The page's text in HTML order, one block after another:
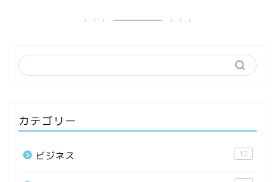
カテゴリー
ビジネス 12